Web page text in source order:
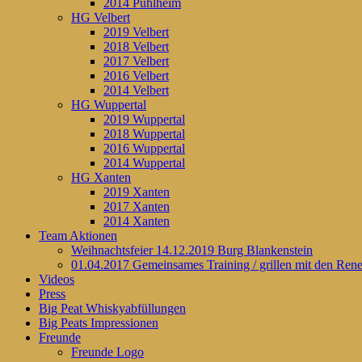
2014 Puhlheim
HG Velbert
2019 Velbert
2018 Velbert
2017 Velbert
2016 Velbert
2014 Velbert
HG Wuppertal
2019 Wuppertal
2018 Wuppertal
2016 Wuppertal
2014 Wuppertal
HG Xanten
2019 Xanten
2017 Xanten
2014 Xanten
Team Aktionen
Weihnachtsfeier 14.12.2019 Burg Blankenstein
01.04.2017 Gemeinsames Training / grillen mit den
Videos
Press
Big Peat Whiskyabfüllungen
Big Peats Impressionen
Freunde
Freunde Logo